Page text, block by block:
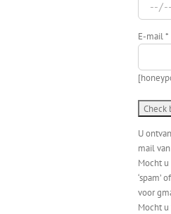
E-mail *
U
mail
Mocht
‘spam’
voor
Mocht